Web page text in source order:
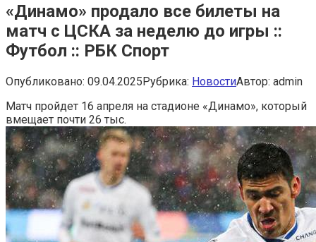
«Динамо» продало все билеты на
матч с ЦСКА за неделю до игры ::
Футбол :: РБК Спорт
Опубликовано: 09.04.2025Рубрика: НовостиАвтор: admin
Матч пройдет 16 апреля на стадионе «Динамо», который
вмещает почти 26 тыс.